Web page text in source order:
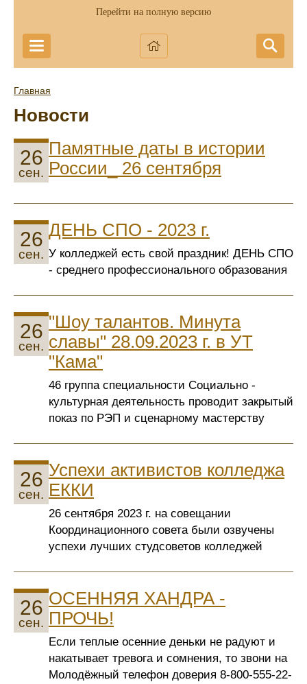
Перейти на полную версию
Главная
Новости
26
сен.
Памятные даты в истории
России_ 26 сентября
26
сен.
ДЕНЬ СПО - 2023 г.
У колледжей есть свой праздник! ДЕНЬ СПО
- среднего профессионального образования
26
сен.
"Шоу талантов. Минута
славы" 28.09.2023 г. в УТ
"Кама"
46 группа специальности Социально -
культурная деятельность проводит закрытый
показ по РЭП и сценарному мастерству
26
сен.
Успехи активистов колледжа
ЕККИ
26 сентября 2023 г. на совещании
Координационного совета были озвучены
успехи лучших студсоветов колледжей
26
сен.
ОСЕННЯЯ ХАНДРА -
ПРОЧЬ!
Если теплые осенние деньки не радуют и
накатывает тревога и сомнения, то звони на
Молодёжный телефон доверия 8-800-555-22-